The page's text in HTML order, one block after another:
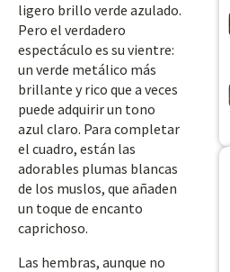
ligero brillo verde azulado.
Pero el verdadero
espectáculo es su vientre:
un verde metálico más
brillante y rico que a veces
puede adquirir un tono
azul claro. Para completar
el cuadro, están las
adorables plumas blancas
de los muslos, que añaden
un toque de encanto
caprichoso.
Las hembras, aunque no